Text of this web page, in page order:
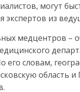
могут
из
медцентров –
его словам,
область